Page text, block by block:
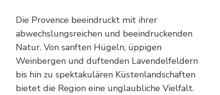
Die Provence beeindruckt mit ihrer
abwechslungsreichen und beeindruckenden
Natur. Von sanften Hügeln, üppigen
Weinbergen und duftenden Lavendelfeldern
bis hin zu spektakulären Küstenlandschaften
bietet die Region eine unglaubliche Vielfalt.